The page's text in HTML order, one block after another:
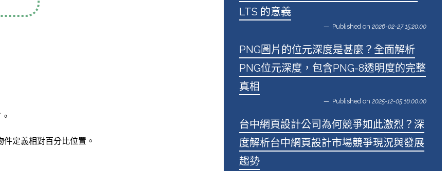
定義相對百分比位置。
LTS 的意義
Published on 2026-02-27 15:20:00
PNG圖片的位元深度是甚麼？全面解析
PNG位元深度，包含PNG-8透明度的完整
真相
Published on 2025-12-05 16:00:00
台中網頁設計公司為何競爭如此激烈？深
度解析台中網頁設計市場競爭現況與發展
趨勢